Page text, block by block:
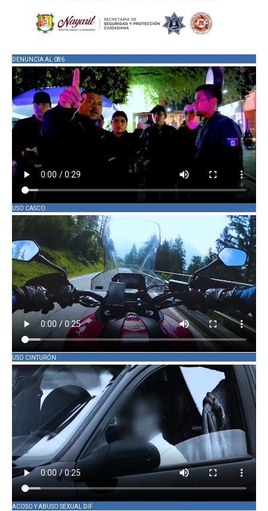
DENUNCIA AL 086
USO CASCO
USO CINTURÓN
ACOSO Y ABUSO SEXUAL DIF